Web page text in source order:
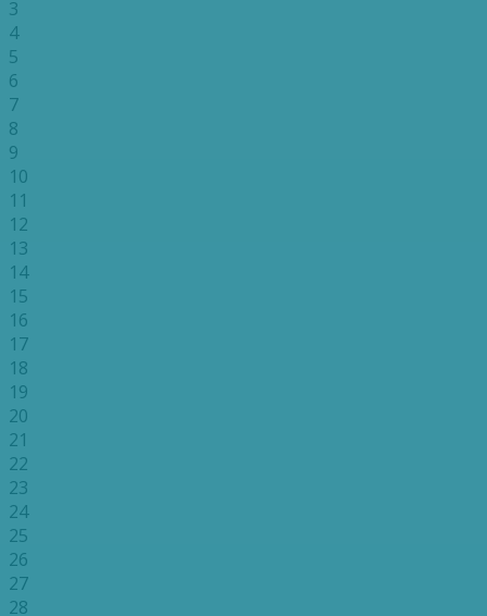
3
4
5
6
7
8
9
10
11
12
13
14
15
16
17
18
19
20
21
22
23
24
25
26
27
28